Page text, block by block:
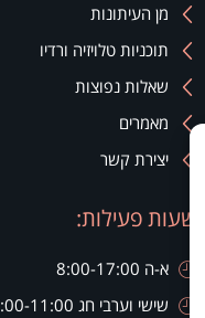
מן העיתונות
תוכניות טלויזיה ורדיו
שאלות נפוצות
מאמרים
יצירת קשר
שעות פעילות:
א-ה 8:00-17:00
שישי וערבי חג 8:00-11:00